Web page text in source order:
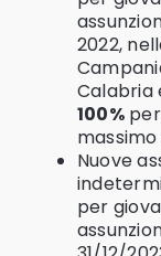
2022,
Calabria
100%per
massimo
Nuove
per